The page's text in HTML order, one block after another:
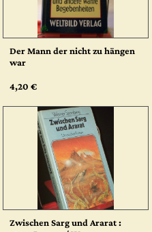
Der Mann der nicht zu hängen
war
4,20 €
Zwischen Sarg und Ararat :